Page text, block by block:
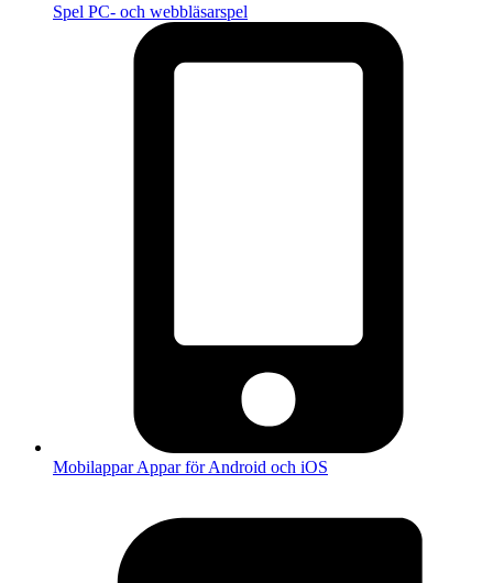
Spel PC- och webbläsarspel
MobilapparAppar för Android och iOS